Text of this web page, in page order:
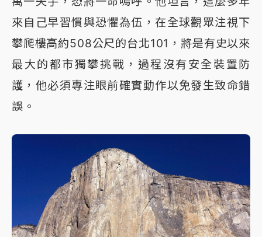
來自己早習慣與恐懼為伍，在全球觀眾注視下
攀爬樓高約508公尺的台北101，將是有史以來
最大的都市獨攀挑戰，過程沒有安全裝置防
護，他必須專注眼前確實動作以免發生致命錯
誤。